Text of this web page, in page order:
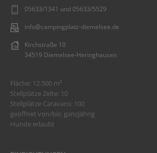
05633/1341 und 05633/5529
info@campingplatz-diemelsee.de
Kirchstraße 10
34519 Diemelsee-Heringhausen
Fläche: 12.500 m²
Stellplätze Zelte: 10
Stellplätze Caravans: 100
geöffnet von/bis: ganzjährig
Hunde erlaubt